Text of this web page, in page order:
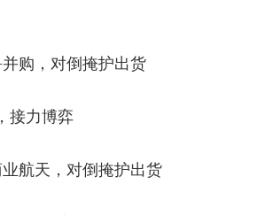
购，对倒掩护出货
力博弈
航天，对倒掩护出货